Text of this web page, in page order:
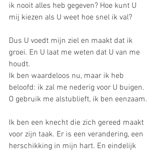
ik nooit alles heb gegeven? Hoe kunt U
mij kiezen als U weet hoe snel ik val?
Dus U voedt mijn ziel en maakt dat ik
groei. En U laat me weten dat U van me
houdt.
Ik ben waardeloos nu, maar ik heb
beloofd: ik zal me nederig voor U buigen.
O gebruik me alstublieft, ik ben eenzaam.
Ik ben een knecht die zich gereed maakt
voor zijn taak. Er is een verandering, een
herschikking in mijn hart. En eindelijk